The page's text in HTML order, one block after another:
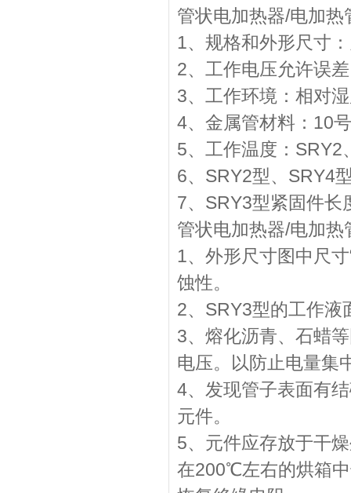
管状电加热器/电加热
1、规格和外形尺寸
2、工作电压允许误
3、工作环境：相对
4、金属管材料：10
5、工作温度：
6、SRY2型、SRY4
7、SRY3型紧固件长
管状电加热器/电加热
1、外形尺寸图中尺
蚀性。
2、SRY3型的工作液
3、熔化沥青、石蜡
电压。以防止电量集
4、发现管子表面有
元件。
5、元件应存放于干
在200℃左右的烘箱